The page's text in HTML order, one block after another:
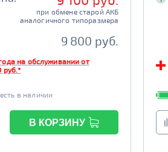
при обмене старой АКБ
аналогичного типоразмера
9 800 руб.
на обслуживании от
руб.*
есть в наличии
В КОРЗИНУ